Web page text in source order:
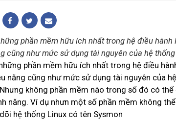
phần mềm hữu ích nhất trong hệ điều
cũng như mức sử dụng tài nguyên của hệ
phần mềm hữu ích nhất trong hệ điều
năng cũng như mức sử dụng tài nguyên của
không phần mềm nào trong số đó có
năng. Ví dụ nhưn một số phần mềm không
hệ thống Linux có tên Sysmon